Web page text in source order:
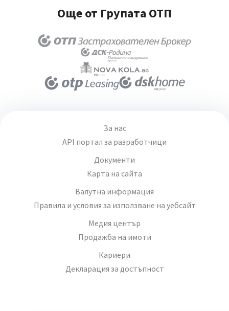
Още от Групата ОТП
За нас
API портал за разработчици
Документи
Карта на сайта
Валутна информация
Правила и условия за използване на уебсайт
Медия център
Продажба на имоти
Кариери
Декларация за достъпност